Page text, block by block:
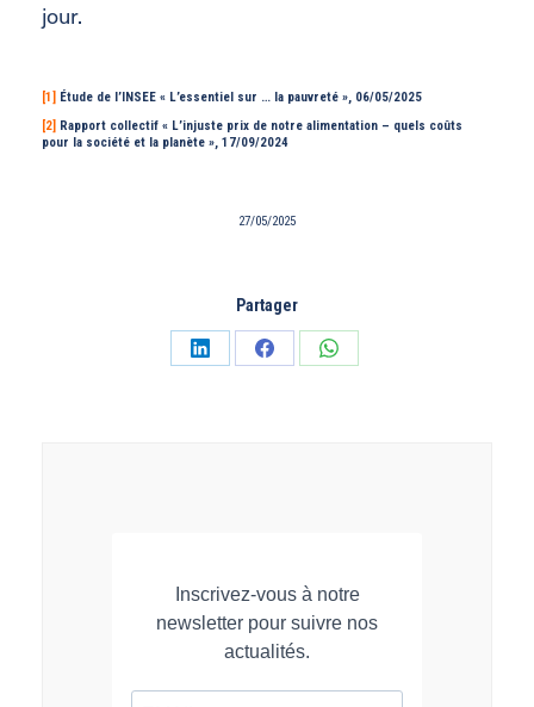
jour.
[1] Étude de l’INSEE « L’essentiel sur … la pauvreté », 06/05/2025
[2] Rapport collectif « L’injuste prix de notre alimentation – quels coûts
pour la société et la planète », 17/09/2024
27/05/2025
Partager
PartagerPartagerPartager